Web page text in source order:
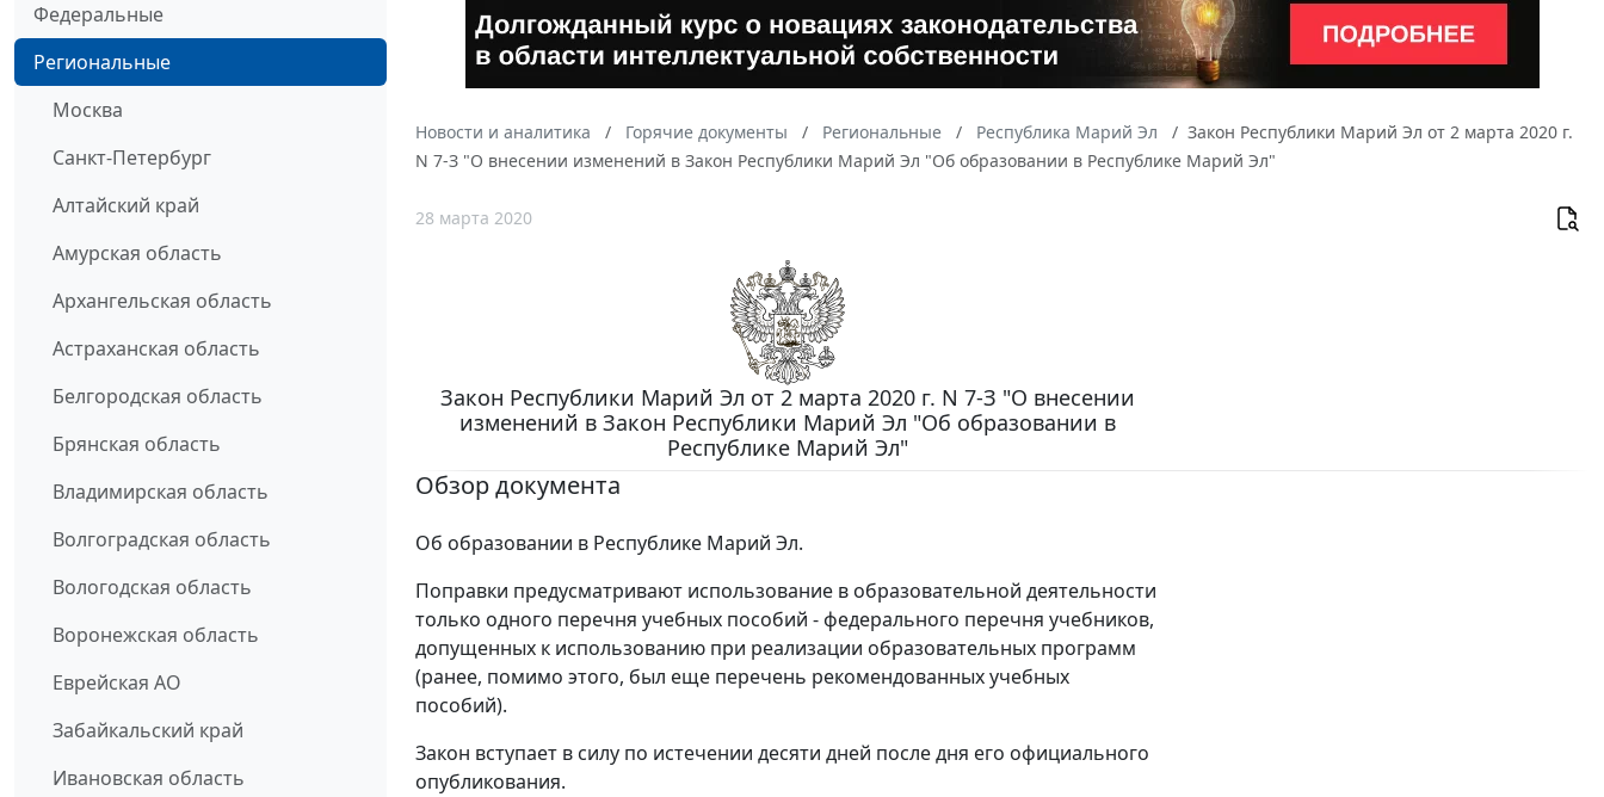
Федеральные
Региональные
Москва
Санкт-Петербург
Алтайский край
Амурская область
Архангельская область
Астраханская область
Белгородская область
Брянская область
Владимирская область
Волгоградская область
Вологодская область
Воронежская область
Еврейская АО
Забайкальский край
Ивановская область
Новости и аналитика Горячие документы Региональные Республика Марий Эл
Закон Республики Марий Эл от 2 марта 2020 г.
N 7-З "О внесении изменений в Закон Республики Марий Эл "Об образовании в Республике Марий Эл"
28 марта 2020
Закон Республики Марий Эл от 2 марта 2020 г. N 7-З "О внесении
изменений в Закон Республики Марий Эл "Об образовании в
Республике Марий Эл"
Обзор документа
Об образовании в Республике Марий Эл.
Поправки предусматривают использование в образовательной деятельности
только одного перечня учебных пособий - федерального перечня учебников,
допущенных к использованию при реализации образовательных программ
(ранее, помимо этого, был еще перечень рекомендованных учебных
пособий).
Закон вступает в силу по истечении десяти дней после дня его официального
опубликования.